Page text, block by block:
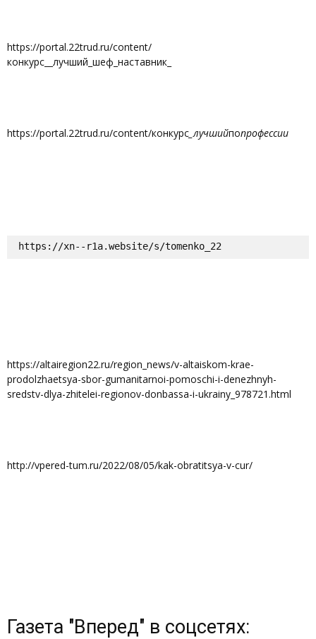
https://portal.22trud.ru/content/
конкурс__лучший_шеф_наставник_
https://portal.22trud.ru/content/конкурс _лучшийпопрофессии
https://xn--r1a.website/s/tomenko_22
https://altairegion22.ru/region_news/v-altaiskom-krae-
prodolzhaetsya-sbor-gumanitarnoi-pomoschi-i-denezhnyh-
sredstv-dlya-zhitelei-regionov-donbassa-i-ukrainy_978721.html
http://vpered-tum.ru/2022/08/05/kak-obratitsya-v-cur/
Газета "Вперед" в соцсетях: